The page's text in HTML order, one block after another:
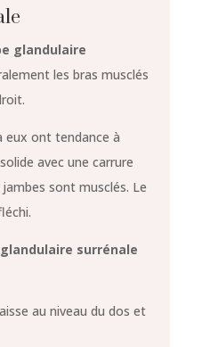
glandulaire
les bras musclés
eux ont tendance à
avec une carrure
sont musclés. Le
surrénale
au niveau du dos et